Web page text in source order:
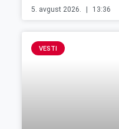
5. avgust 2026. 13:36
VESTI